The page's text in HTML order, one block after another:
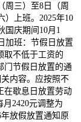
周三）至8日（周
）上班。2025年10
国庆期间10月1
加班：节假日放置
取不低于工资的
门节假日放置的通
内容。应按照不
在歇息日放置劳动
2420元调整为
放假放置通知原